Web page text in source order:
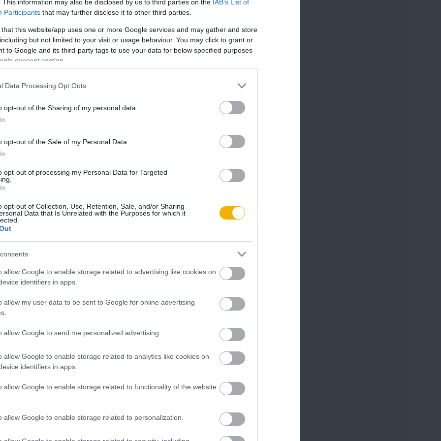
This information may also be disclosed by us to third parties on the IAB’s List of
Participants that may further disclose it to other third parties.
that this website/app uses one or more Google services and may gather and store
but not limited to your visit or usage behaviour. You may click to grant or
to Google and its third-party tags to use your data for below specified purposes
consent section.
Data Processing Opt Outs
opt-out of the Sharing of my personal data.
opt-out of the Sale of my Personal Data.
opt-out of processing my Personal Data for Targeted
opt-out of Collection, Use, Retention, Sale, and/or Sharing
Data that Is Unrelated with the Purposes for which it
allow Google to enable storage related to advertising like cookies on
identifiers in apps.
allow my user data to be sent to Google for online advertising
allow Google to send me personalized advertising.
allow Google to enable storage related to analytics like cookies on
identifiers in apps.
allow Google to enable storage related to functionality of the website
allow Google to enable storage related to personalization.
nemcsak helyi konfliktusok voltak,
epizódjai is. Ezek egyfajta proxy
az Egyesült Államok, addig az arab
hozzá palesztin részről ahhoz a
ellen a továbbiakban más eszközökkel kell
vereség arab részről több tanulságot is
mintákat követni, nem voltak képesek
való csalódás pedig magában
is. Ezzel együtt a környező arab országok
katonai módon nem tudják legyőzni Izraelt,
– külpolitikát kell folytatniuk a zsidó
izraeli-arab konfliktus kimondottan izraeli-
hogy magukra maradtak, nekik kell kezükbe
módszerekhez kell folyamodniuk – akár
jellemzője pedig, hogy mindig váratlan.
"mérnökei", mivel cselekményeiket
pontosan definiálni a terrorizmust nagyon
terrorista, addig valaki más szemében
Mandela vagy Jasszer Arafat. Sőt, a terrorista
hogy különbözőek, folyamatosan
új generációjához tartozik, akiknek a
okozzanak politikai céljaik elérése
számolhattak azzal, hogy Izrael kemény
ráirányítja majd a világ figyelmét a